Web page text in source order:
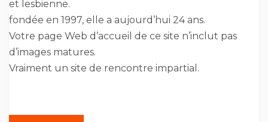
et lesbienne.
fondée en 1997, elle a aujourd’hui 24 ans.
Votre page Web d’accueil de ce site n’inclut pas
d’images matures.
Vraiment un site de rencontre impartial.